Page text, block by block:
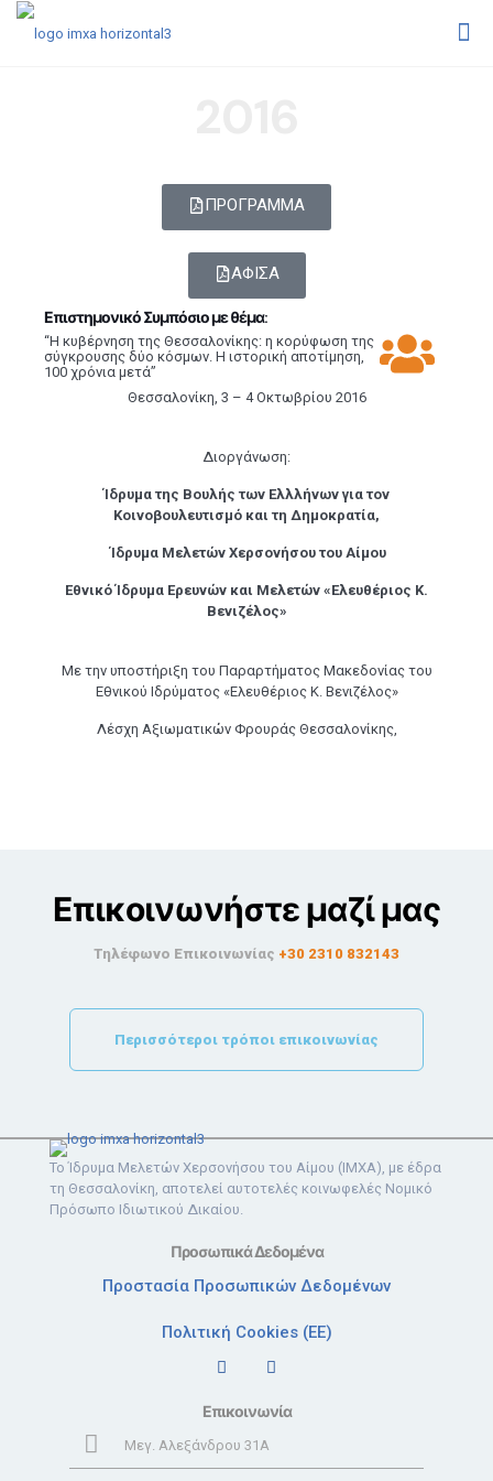
ΠΡΟΓΡΑΜΜΑ
ΑΦΙΣΑ
Επιστημονικό Συμπόσιο με θέμα:
“Η κυβέρνηση της Θεσσαλονίκης: η κορύφωση της
σύγκρουσης δύο κόσμων. Η ιστορική αποτίμηση,
100 χρόνια μετά”
Θεσσαλονίκη, 3 – 4 Οκτωβρίου 2016
Διοργάνωση:
Ίδρυμα της Βουλής των Ελλλήνων για τον
Κοινοβουλευτισμό και τη Δημοκρατία,
Ίδρυμα Μελετών Χερσονήσου του Αίμου
Εθνικό Ίδρυμα Ερευνών και Μελετών «Ελευθέριος Κ.
Βενιζέλος»
Με την υποστήριξη του Παραρτήματος Μακεδονίας του
Εθνικού Ιδρύματος «Ελευθέριος Κ. Βενιζέλος»
Λέσχη Αξιωματικών Φρουράς Θεσσαλονίκης,
Επικοινωνήστε μαζί μας
Τηλέφωνο Επικοινωνίας +30 2310 832143
Περισσότεροι τρόποι επικοινωνίας
Το Ίδρυμα Μελετών Χερσονήσου του Αίμου (ΙΜΧΑ), με έδρα
τη Θεσσαλονίκη, αποτελεί αυτοτελές κοινωφελές Νομικό
Πρόσωπο Ιδιωτικού Δικαίου.
Προσωπικά Δεδομένα
Προστασία Προσωπικών Δεδομένων
Πολιτική Cookies (ΕΕ)
Επικοινωνία
Μεγ. Αλεξάνδρου 31Α